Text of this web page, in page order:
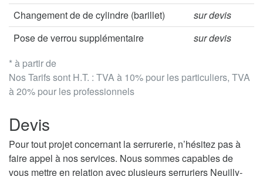
* à partir de
Nos Tarifs sont H.T. : TVA à 10% pour les particuliers, TVA
à 20% pour les professionnels
Changement de de cylindre (barillet)
sur devis
Pose de verrou supplémentaire
sur devis
Devis
Pour tout projet concernant la serrurerie, n’hésitez pas à
faire appel à nos services. Nous sommes capables de
vous mettre en relation avec plusieurs serruriers Neuilly-